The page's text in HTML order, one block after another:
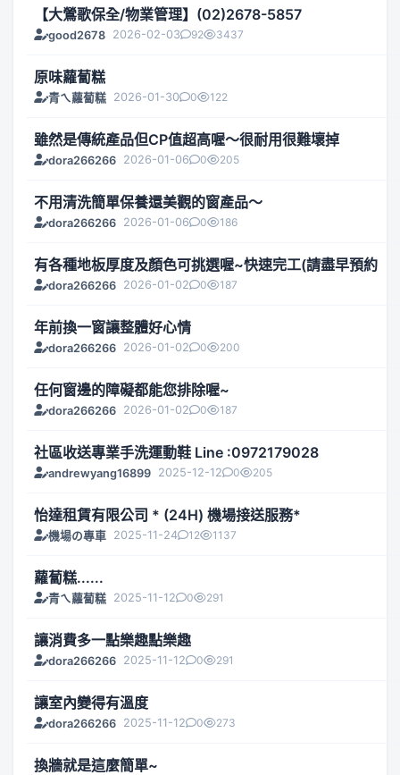
【大鶯歌保全/物業管理】(02)2678-5857
good2678 2026-02-03 92 3437
原味蘿蔔糕
青ㄟ蘿蔔糕 2026-01-30 0 122
雖然是傳統產品但CP值超高喔～很耐用很難壞掉
dora266266 2026-01-06 0 205
不用清洗簡單保養還美觀的窗產品～
dora266266 2026-01-06 0 186
有各種地板厚度及顏色可挑選喔~快速完工(請盡早預約
dora266266 2026-01-02 0 187
年前換一窗讓整體好心情
dora266266 2026-01-02 0 200
任何窗邊的障礙都能您排除喔~
dora266266 2026-01-02 0 187
社區收送專業手洗運動鞋 Line :0972179028
andrewyang16899 2025-12-12 0 205
怡達租賃有限公司 * (24H) 機場接送服務*
機場の專車 2025-11-24 12 1137
蘿蔔糕......
青ㄟ蘿蔔糕 2025-11-12 0 291
讓消費多一點樂趣點樂趣
dora266266 2025-11-12 0 291
讓室內變得有溫度
dora266266 2025-11-12 0 273
換牆就是這麼簡單~